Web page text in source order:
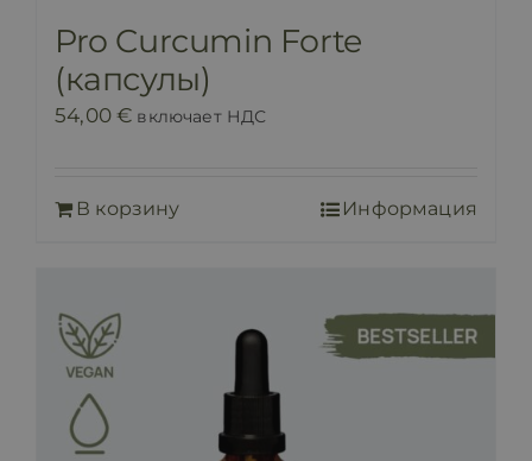
Pro Curcumin Forte
(капсулы)
54,00€ включает НДС
В корзину Информация